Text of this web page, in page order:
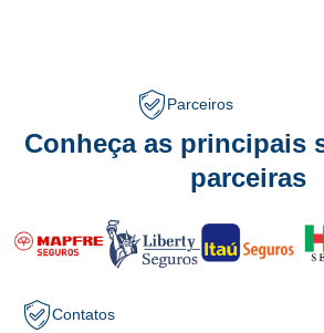
Parceiros
Conheça as principais
parceiras
Contatos